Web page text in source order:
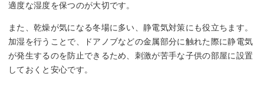
適度な湿度を保つのが大切です。
また、乾燥が気になる冬場に多い、静電気対策にも役立ちます。
加湿を行うことで、ドアノブなどの金属部分に触れた際に静電気
が発生するのを防止できるため、刺激が苦手な子供の部屋に設置
しておくと安心です。